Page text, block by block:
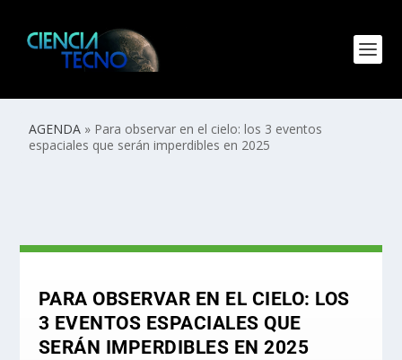
AGENDA » Para observar en el cielo: los 3 eventos
espaciales que serán imperdibles en 2025
PARA OBSERVAR EN EL CIELO: LOS
3 EVENTOS ESPACIALES QUE
SERÁN IMPERDIBLES EN 2025